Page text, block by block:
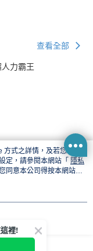
查看全部
人力霸王
式之詳情，及若您不希
定，請參閱本網站「 隱私
同意本公司得按本網站使
裡!